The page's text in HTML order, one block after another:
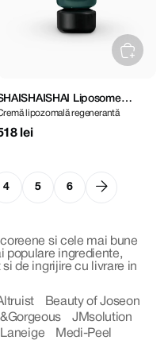
Liposome
Milky Cream 50 ml
lipozomală regenerantă
lei
4 5 6
si cele mai bune
populare ingrediente,
de ingrijire cu livrare in
Beauty of Joseon
JMsolution
Laneige
Medi-Peel